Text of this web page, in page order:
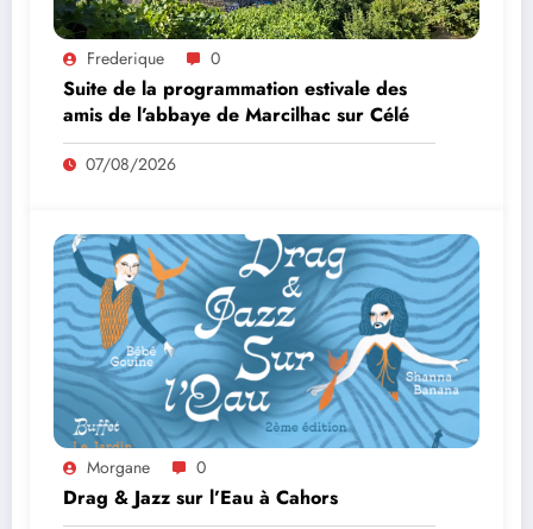
Frederique 0
Suite de la programmation estivale des
amis de l’abbaye de Marcilhac sur Célé
07/08/2026
Morgane 0
Drag & Jazz sur l’Eau à Cahors